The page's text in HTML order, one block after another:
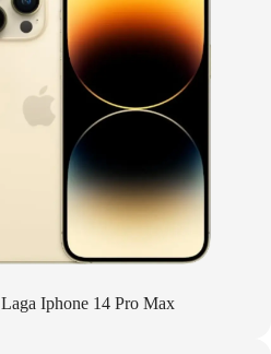
Laga Iphone 14 Pro Max